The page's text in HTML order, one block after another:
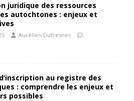
juridique des ressources
autochtones : enjeux et
Aurélien Dufresnes
au registre des
: comprendre les enjeux et
possibles